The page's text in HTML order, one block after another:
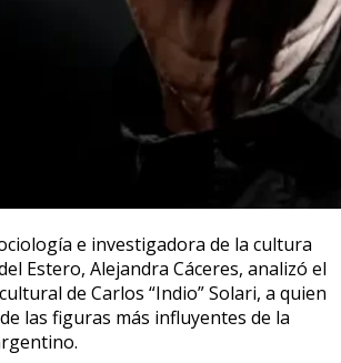
e investigadora de la cultura
Estero, Alejandra Cáceres, analizó el
de Carlos “Indio” Solari, a quien
las figuras más influyentes de la